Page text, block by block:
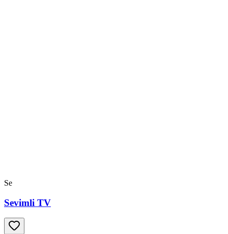
Se
Sevimli TV